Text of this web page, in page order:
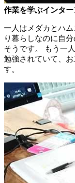
作業を学ぶインター
一人はメダカとハ
り暮らしなのに自
そうです。 もう一
勉強されていて、
す。